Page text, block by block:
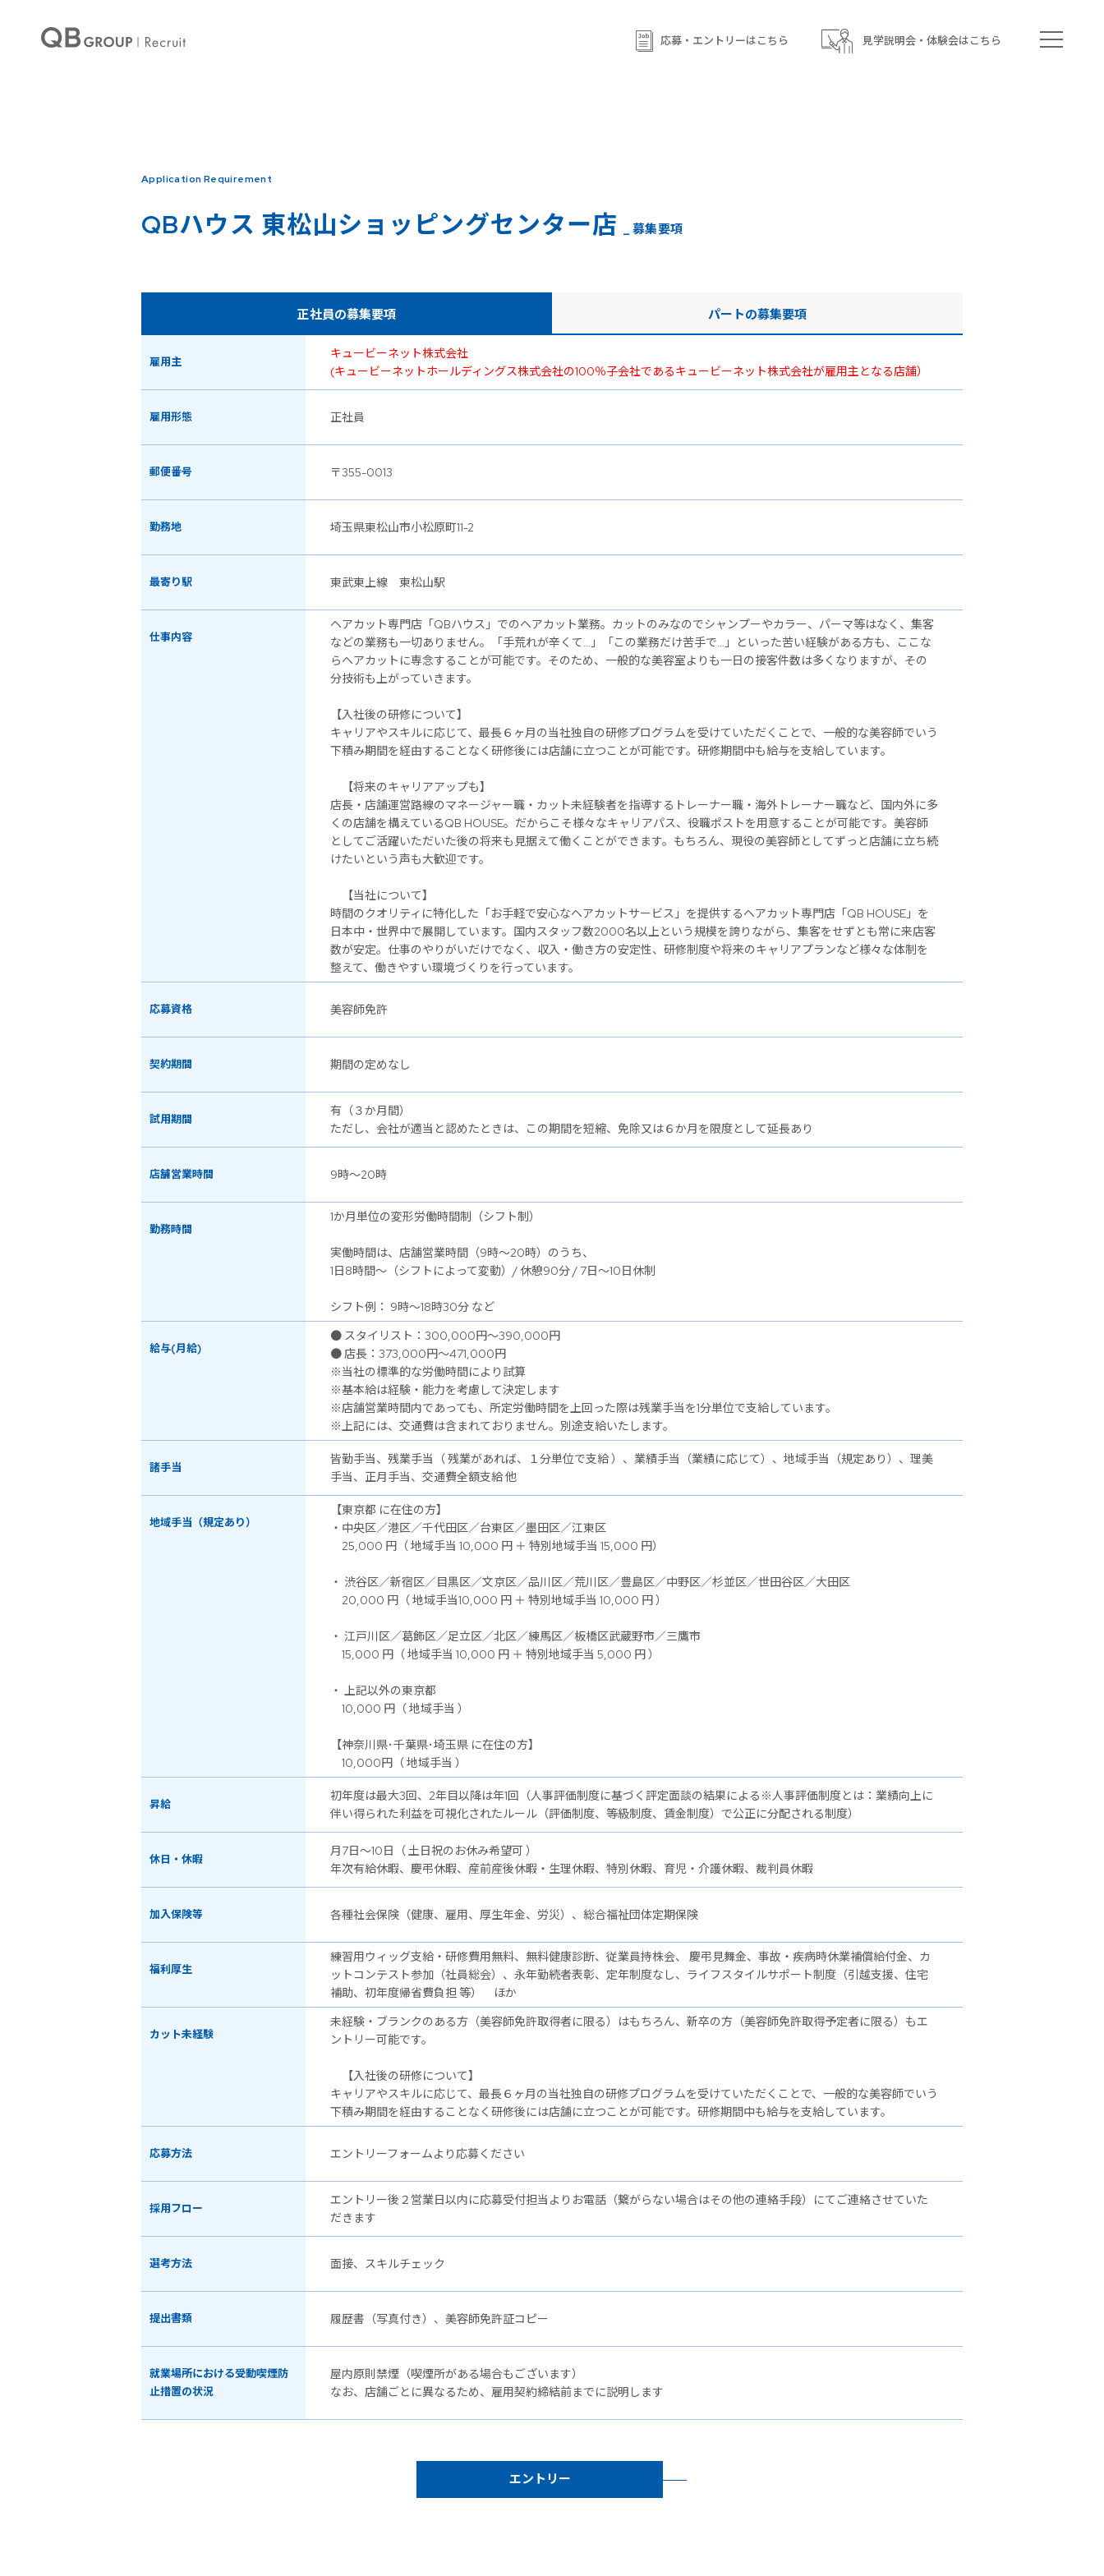
応募・エントリーはこちら 見学説明会・体験会はこちら
: Undefined array key 3 in/home/qbhouse/qb-recruit.com/public_html/wp-content/themes/qb/single-shop_recruit.php on line 93
Application Requirement
QBハウス 東松山ショッピングセンター店 _ 募集要項
正社員の募集要項 パートの募集要項
雇用主
キュービーネット株式会社
(キュービーネットホールディングス株式会社の100％子会社であるキュービーネット株式会社が雇用主となる店舗）
雇用形態 正社員
郵便番号 〒355-0013
勤務地 埼玉県東松山市小松原町11-2
最寄り駅 東武東上線 東松山駅
仕事内容
ヘアカット専門店「QBハウス」でのヘアカット業務。カットのみなのでシャンプーやカラー、パーマ等はなく、集客
などの業務も一切ありません。「手荒れが辛くて…」「この業務だけ苦手で…」といった苦い経験がある方も、ここな
らヘアカットに専念することが可能です。そのため、一般的な美容室よりも一日の接客件数は多くなりますが、その
分技術も上がっていきます。
【入社後の研修について】
キャリアやスキルに応じて、最長６ヶ月の当社独自の研修プログラムを受けていただくことで、一般的な美容師でいう
下積み期間を経由することなく研修後には店舗に立つことが可能です。研修期間中も給与を支給しています。
【将来のキャリアアップも】
店長・店舗運営路線のマネージャー職・カット未経験者を指導するトレーナー職・海外トレーナー職など、国内外に多
くの店舗を構えているQB HOUSE。だからこそ様々なキャリアパス、役職ポストを用意することが可能です。美容師
としてご活躍いただいた後の将来も見据えて働くことができます。もちろん、現役の美容師としてずっと店舗に立ち続
けたいという声も大歓迎です。
【当社について】
時間のクオリティに特化した「お手軽で安心なヘアカットサービス」を提供するヘアカット専門店「QB HOUSE」を
日本中・世界中で展開しています。国内スタッフ数2000名以上という規模を誇りながら、集客をせずとも常に来店客
数が安定。仕事のやりがいだけでなく、収入・働き方の安定性、研修制度や将来のキャリアプランなど様々な体制を
整えて、働きやすい環境づくりを行っています。
応募資格 美容師免許
契約期間 期間の定めなし
試用期間
有（３か月間）
ただし、会社が適当と認めたときは、この期間を短縮、免除又は６か月を限度として延長あり
店舗営業時間 9時～20時
勤務時間
1か月単位の変形労働時間制（シフト制）
実働時間は、店舗営業時間（9時～20時）のうち、
1日8時間～（シフトによって変動）/ 休憩90分 / 7日～10日休制
シフト例： 9時～18時30分 など
給与(月給)
● スタイリスト：300,000円～390,000円
● 店長：373,000円～471,000円
※当社の標準的な労働時間により試算
※基本給は経験・能力を考慮して決定します
※店舗営業時間内であっても、所定労働時間を上回った際は残業手当を1分単位で支給しています。
※上記には、交通費は含まれておりません。別途支給いたします。
諸手当
皆勤手当、残業手当（ 残業があれば、１分単位で支給 ）、業績手当（業績に応じて）、地域手当（規定あり）、理美
手当、正月手当、交通費全額支給 他
地域手当（規定あり）
【東京都 に在住の方】
・中央区／港区／千代田区／台東区／墨田区／江東区
25,000 円（ 地域手当 10,000 円 ＋ 特別地域手当 15,000 円）
・ 渋谷区／新宿区／目黒区／文京区／品川区／荒川区／豊島区／中野区／杉並区／世田谷区／大田区
20,000 円（ 地域手当10,000 円 ＋ 特別地域手当 10,000 円 ）
・ 江戸川区／葛飾区／足立区／北区／練馬区／板橋区武蔵野市／三鷹市
15,000 円（ 地域手当 10,000 円 ＋ 特別地域手当 5,000 円 ）
・ 上記以外の東京都
10,000 円（ 地域手当 ）
【神奈川県･千葉県･埼玉県 に在住の方】
10,000円（ 地域手当 ）
昇給
初年度は最大3回、2年目以降は年1回（人事評価制度に基づく評定面談の結果による※人事評価制度とは：業績向上に
伴い得られた利益を可視化されたルール（評価制度、等級制度、賃金制度）で公正に分配される制度）
休日・休暇
月7日～10日（ 土日祝のお休み希望可 ）
年次有給休暇、慶弔休暇、産前産後休暇・生理休暇、特別休暇、育児・介護休暇、裁判員休暇
加入保険等 各種社会保険（健康、雇用、厚生年金、労災）、総合福祉団体定期保険
福利厚生
練習用ウィッグ支給・研修費用無料、無料健康診断、従業員持株会、 慶弔見舞金、事故・疾病時休業補償給付金、カ
ットコンテスト参加（社員総会）、永年勤続者表彰、定年制度なし、ライフスタイルサポート制度（引越支援、住宅
補助、初年度帰省費負担 等） ほか
カット未経験
未経験・ブランクのある方（美容師免許取得者に限る）はもちろん、新卒の方（美容師免許取得予定者に限る）もエ
ントリー可能です。
【入社後の研修について】
キャリアやスキルに応じて、最長６ヶ月の当社独自の研修プログラムを受けていただくことで、一般的な美容師でいう
下積み期間を経由することなく研修後には店舗に立つことが可能です。研修期間中も給与を支給しています。
応募方法 エントリーフォームより応募ください
採用フロー
エントリー後２営業日以内に応募受付担当よりお電話（繋がらない場合はその他の連絡手段）にてご連絡させていた
だきます
選考方法 面接、スキルチェック
提出書類 履歴書（写真付き）、美容師免許証コピー
就業場所における受動喫煙防
止措置の状況
屋内原則禁煙（喫煙所がある場合もございます）
なお、店舗ごとに異なるため、雇用契約締結前までに説明します
エントリー